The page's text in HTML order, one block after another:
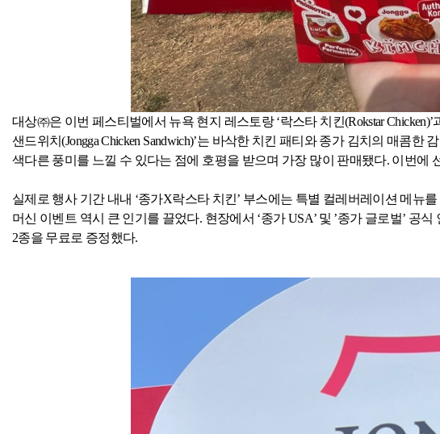
대상㈜은 이번 페스티벌에서 뉴욕 현지 레스토랑 ‘락스타 치킨(Rokstar Chicken)’
샌드위치(Jongga Chicken Sandwich)’는 바삭한 치킨 패티와 종가 김치의 매콤한
색다른 풍미를 느낄 수 있다는 점에 호평을 받으며 가장 많이 판매됐다. 이번에
실제로 행사 기간 내내 ‘종가X락스타 치킨’ 부스에는 특별 컬레버레이션 메뉴
머신 이벤트 역시 큰 인기를 끌었다. 현장에서 ‘종가USA’ 및 ’종가 글로벌’ 공
2종을 무료로 증정했다.